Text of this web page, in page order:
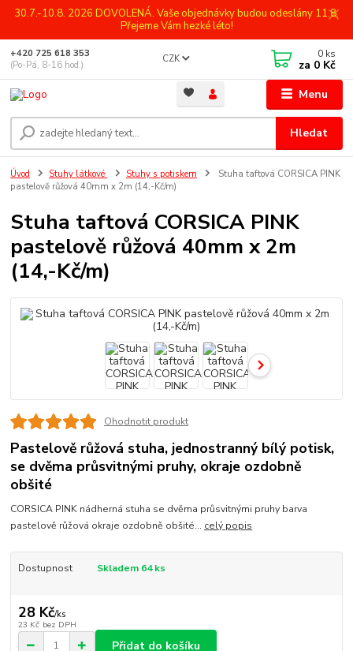
30.7.-10.8. 2026 DOVOLENÁ. Vaše objednávky budou odeslány 11.8.
Přejeme Vám hezké léto!
Menu
CZK
Hledat
+420 725 618 353
(Po-Pá, 8-16 hod.)
0 ks
za 0 Kč
Úvod Stuhy látkové Stuhy s potiskem
Stuha taftová CORSICA PINK
pastelově růžová 40mm x 2m (14,-Kč/m)
Stuha taftová CORSICA PINK
pastelově růžová 40mm x 2m
(14,-Kč/m)
Ohodnotit produkt
Pastelově růžová stuha, jednostranný bílý potisk,
se dvěma průsvitnými pruhy, okraje ozdobně
obšité
CORSICA PINK nádherná stuha se dvěma průsvitnými pruhy barva
pastelově růžová okraje ozdobně obšité... celý popis
Dostupnost Skladem 64 ks
28 Kč/ks
23 Kč bez DPH
Přidat do košíku